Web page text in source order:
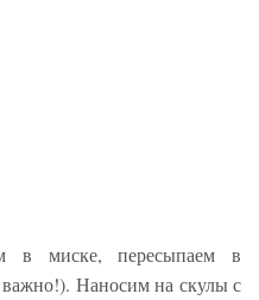
в миске, пересыпаем в
Наносим на скулы с